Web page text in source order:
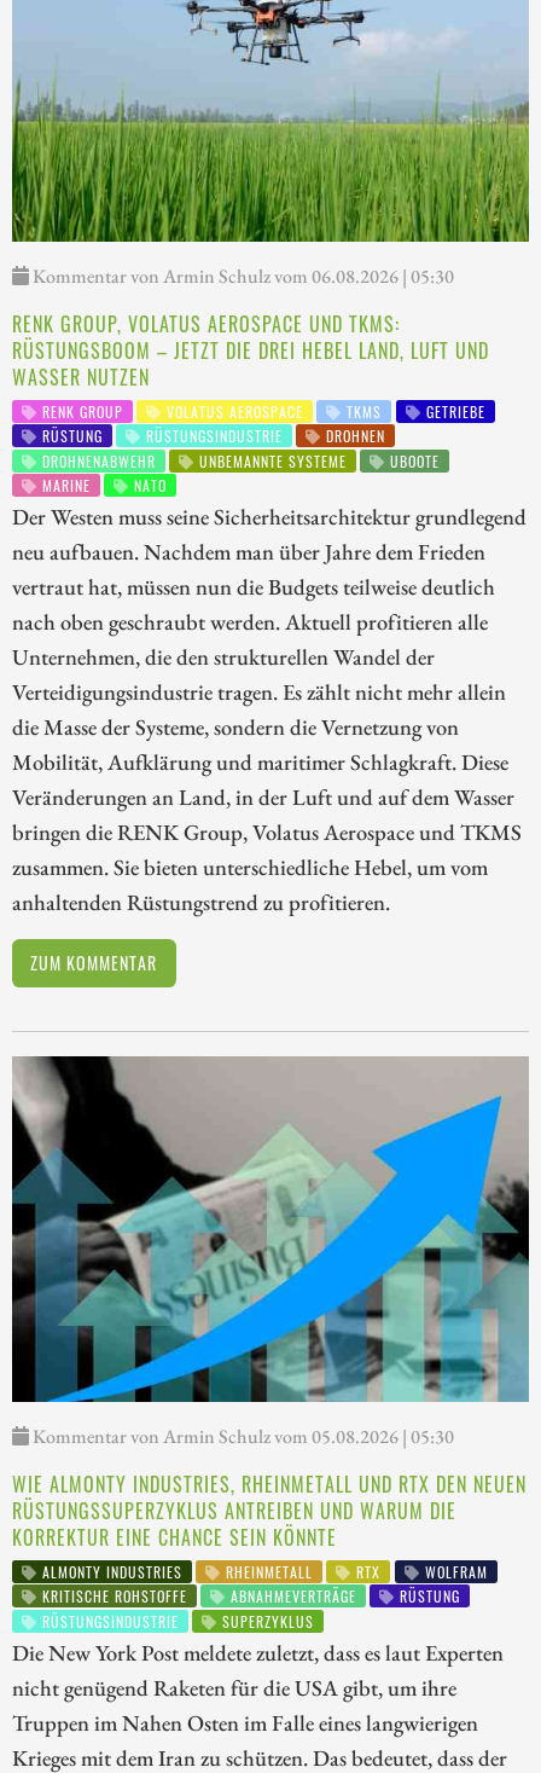
Kommentar von Armin Schulz vom 06.08.2026 | 05:30
RENK GROUP, VOLATUS AEROSPACE UND TKMS:
RÜSTUNGSBOOM – JETZT DIE DREI HEBEL LAND, LUFT UND
WASSER NUTZEN
RENK GROUP VOLATUS AEROSPACE TKMS
GETRIEBE
RÜSTUNG
RÜSTUNGSINDUSTRIE
DROHNEN
DROHNENABWEHR
UNBEMANNTE SYSTEME
UBOOTE
MARINE
NATO
Der Westen muss seine Sicherheitsarchitektur grundlegend
neu aufbauen. Nachdem man über Jahre dem Frieden
vertraut hat, müssen nun die Budgets teilweise deutlich
nach oben geschraubt werden. Aktuell profitieren alle
Unternehmen, die den strukturellen Wandel der
Verteidigungsindustrie tragen. Es zählt nicht mehr allein
die Masse der Systeme, sondern die Vernetzung von
Mobilität, Aufklärung und maritimer Schlagkraft. Diese
Veränderungen an Land, in der Luft und auf dem Wasser
bringen die RENK Group, Volatus Aerospace und TKMS
zusammen. Sie bieten unterschiedliche Hebel, um vom
anhaltenden Rüstungstrend zu profitieren.
ZUM KOMMENTAR
Kommentar von Armin Schulz vom 05.08.2026 | 05:30
WIE ALMONTY INDUSTRIES, RHEINMETALL UND RTX DEN NEUEN
RÜSTUNGSSUPERZYKLUS ANTREIBEN UND WARUM DIE
KORREKTUR EINE CHANCE SEIN KÖNNTE
ALMONTY INDUSTRIES RHEINMETALL RTX
WOLFRAM
KRITISCHE ROHSTOFFE
ABNAHMEVERTRÄGE
RÜSTUNG
RÜSTUNGSINDUSTRIE
SUPERZYKLUS
Die New York Post meldete zuletzt, dass es laut Experten
nicht genügend Raketen für die USA gibt, um ihre
Truppen im Nahen Osten im Falle eines langwierigen
Krieges mit dem Iran zu schützen. Das bedeutet, dass der